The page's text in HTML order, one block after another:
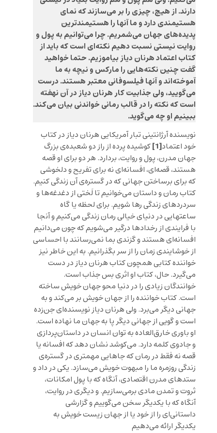
دارند. از هیچ، چیزی را بر می‌سازند که نمای
هستیمندی دارد و ما آنها را هستیمندترین
پدیده‌های جهان می‌شمریم. چرا می‌توانیم به پول و
روایت نیستی نسبت دهیم نکته‌ای است که باید از
کتاب اعتمادهرنان دیاز بیاموزیم. حتما خواهید
گفت چنین نکته‌هایی را مارکس و نیچه به ما
آموخته‌اند و آنها فیلسوفانی معتبر هستند. درست
می‌گویید، ولی جذابیت کار هرنان دیاز در آن نهفته
است که نکته را در قالب رمانی خواندنی بیان می‌کند.
ببینیم او چه می‌گوید.
نویسنده آرژانتینی تبار آمریکایی هرنان دیاز در کتاب
خود اعتماد[1]
کوشیده پرده از راز دو شعبده‌ی بزرگ
جهان مدرن، پول و روایت، بردارد. هر دو برای او قصه
هستند، قصه‌ای، افسانه‌ای نه برای تفریح و دلخوشی
که برای برساختن جهانی که در گستره‌ی آن زندگی کنیم.
کتاب رمان و داستان می‌خوانیم تا لَختی از دغدغه‌ها و
سردردهای زندگی رها شویم. برای لحظه یا گاه
ساعتهایی در دنیای خیالی رمان زندگی می‌کنیم و آنجا
با فرایندی از رخدادها درگیر می‌شویم که چون می‌دانیم
افسانه‌ای هستند و گزندی بما نمی‌رسانند با احساسی
از خوشایندی زمان را از سر بگذرانیم. به این خاطر نیز
خواننده کتابی همچون کتاب هرنان دیاز در دست
می‌گیرد. حال، کتاب او اثری بس جذاب است.
خوانندگان زیادی را در دنیا محو جهان خویش ساخته
است. کتاب خواننده را از جهان خویش بر می‌کند و به
جهانی دیگر می‌برد. ولی هرنان دیاز نویسنده‌ای جن‌زده
است و گویی از جهانی دیگر پا به جهان ما نهاده است.
او باوری خارق‌العاده به توان انسان در داستان‌پردازی
و جادوی کلمه دارد. می‌کوشد نشان دهد که افسانه یا
قصه نه فقط در رمان که جاهایی مهمتری در گستره‌ی
زندگی روزمره ما را مبهوت خویش می‌سازد. یکی در داد و
ستدهای مدرن اقتصادی، آنگاه که با پول امکانات،
ثروت و تمدن مادی برمی‌سازیم. و دیگری در روایت،
آنگاه که با یکدیگر سخن می‌گوییم و گزارشی
داستانی‌ای را از خود یا از جهان زیست خویش به
یکدیگر ارائه می‌دهیم